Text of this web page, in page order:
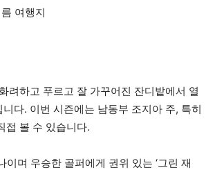
려하고 푸르고 잘 가꾸어진 잔디밭에서 열
다. 이번 시즌에는 남동부 조지아 주, 특히
접 볼 수 있습니다.
며 우승한 골퍼에게 권위 있는 ‘그린 재